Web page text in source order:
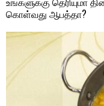
கொள்வது ஆபத்தா?